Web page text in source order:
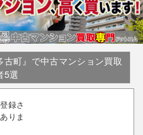
古町』で中古マンション買取
5選
録さ
りま